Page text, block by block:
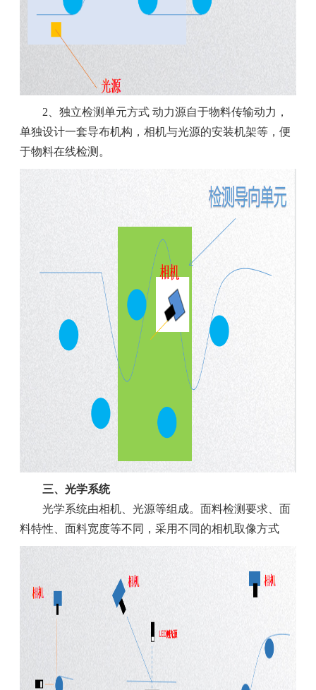
2、独立检测单元方式 动力源自于物料传输动力，
单独设计一套导布机构，相机与光源的安装机架等，便
于物料在线检测。
三、光学系统
光学系统由相机、光源等组成。面料检测要求、面
料特性、面料宽度等不同，采用不同的相机取像方式